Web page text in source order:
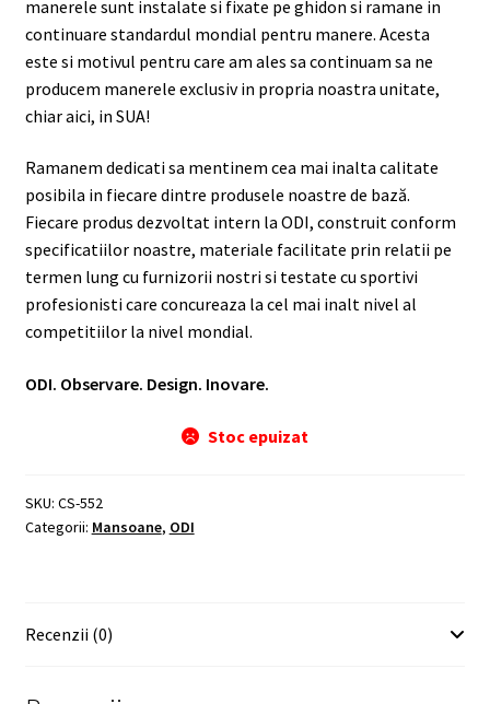
manerele sunt instalate si fixate pe ghidon si ramane in
continuare standardul mondial pentru manere. Acesta
este si motivul pentru care am ales sa continuam sa ne
producem manerele exclusiv in propria noastra unitate,
chiar aici, in SUA!
Ramanem dedicati sa mentinem cea mai inalta calitate
posibila in fiecare dintre produsele noastre de bază.
Fiecare produs dezvoltat intern la ODI, construit conform
specificatiilor noastre, materiale facilitate prin relatii pe
termen lung cu furnizorii nostri si testate cu sportivi
profesionisti care concureaza la cel mai inalt nivel al
competitiilor la nivel mondial.
ODI. Observare. Design. Inovare.
Stoc epuizat
SKU: CS-552
Categorii: Mansoane, ODI
Recenzii (0)